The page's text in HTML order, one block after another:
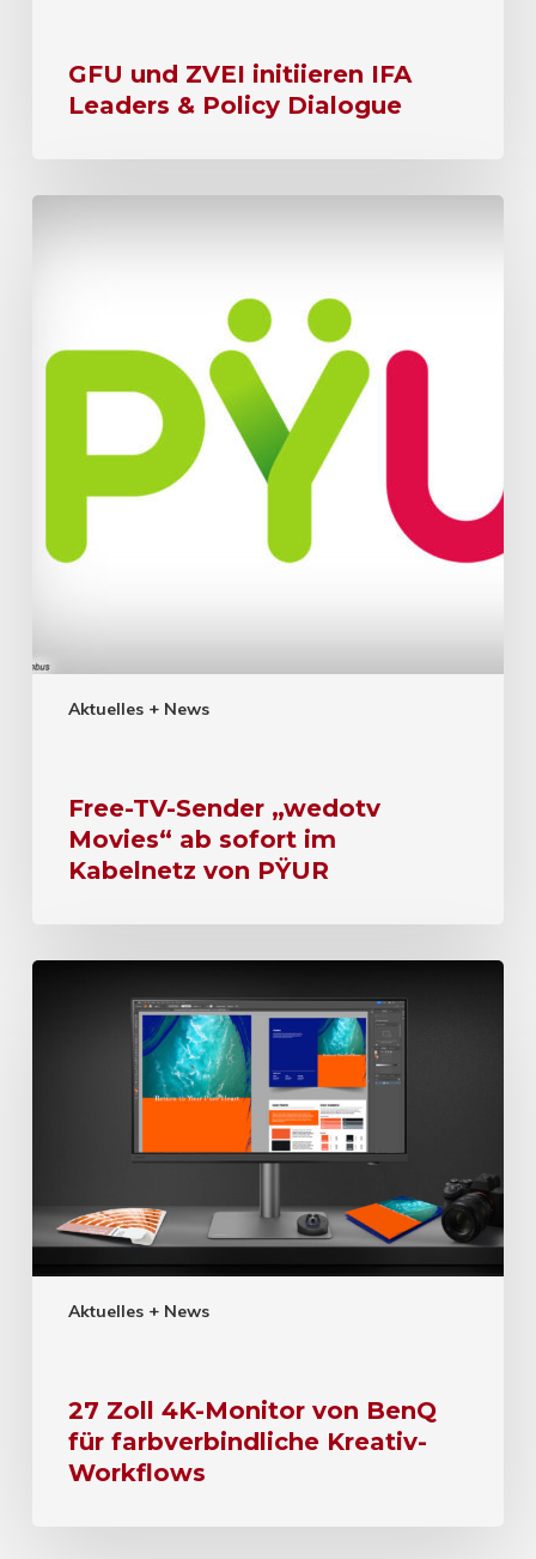
GFU und ZVEI initiieren IFA
Leaders & Policy Dialogue
Aktuelles + News
Free-TV-Sender „wedotv
Movies“ ab sofort im
Kabelnetz von PŸUR
Aktuelles + News
27 Zoll 4K-Monitor von BenQ
für farbverbindliche Kreativ-
Workflows